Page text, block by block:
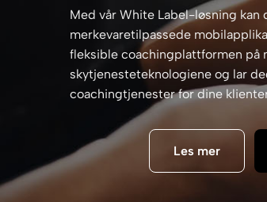
Med vår White Label-løsning
merkevaretilpassede
fleksible coachingplattformen på
skytjenesteteknologiene og lar
coachingtjenester for dine
Les mer